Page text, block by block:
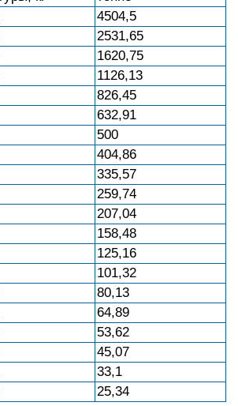
4504,5
2531,65
1620,75
1126,13
826,45
632,91
500
404,86
335,57
259,74
207,04
158,48
125,16
101,32
80,13
64,89
53,62
45,07
33,1
25,34